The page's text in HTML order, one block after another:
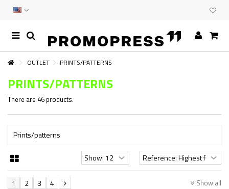
OUTLET PRINTS/PATTERNS
PRINTS/PATTERNS
There are 46 products.
Prints/patterns
Show all
1 2 3 4